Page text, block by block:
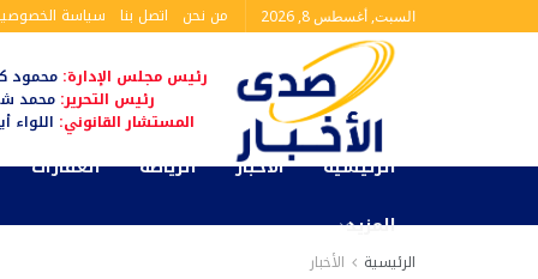
السبت, أغسطس 8, 2026 من نحن اتصل بنا سياسة
رئيس مجلس الإدارة: محمود
رئيس التحرير:محمد
المستشار القانوني: اللواء
الرئيسية الأخبار الرياضة
العقارات
المزيد
الرئيسية الأخبار